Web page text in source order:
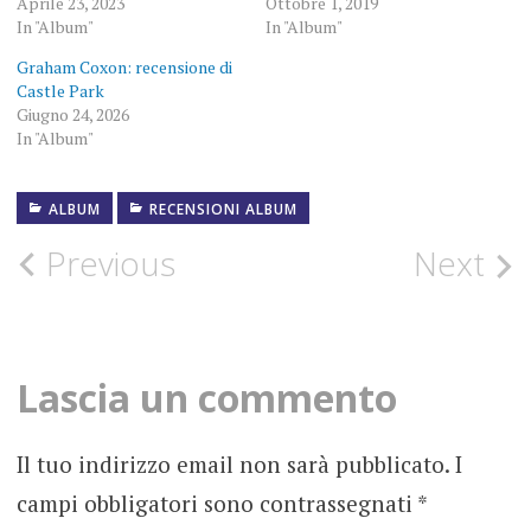
In "Album"
In "Album"
Graham Coxon: recensione di
Castle Park
Giugno 24, 2026
In "Album"
ALBUM
RECENSIONI ALBUM
ALBUM
BRIT
BRIT-
MOD
Post
Previous Next
Lascia un commento
Il tuo indirizzo email non sarà pubblicato. I
campi obbligatori sono contrassegnati *